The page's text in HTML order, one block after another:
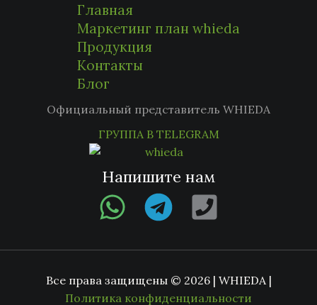
Главная
Маркетинг план whieda
Продукция
Контакты
Блог
Официальный представитель WHIEDA
ГРУППА В TELEGRAM
Напишите нам
Все права защищены © 2026 | WHIEDA |
Политика конфиденциальности